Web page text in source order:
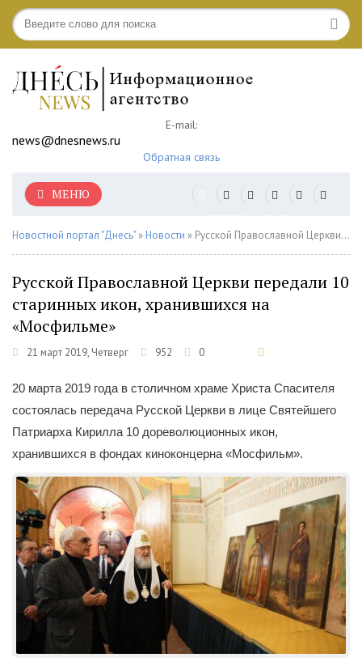
E-mail:
news@dnesnews.ru
Обратная связь
МЕНЮ
Новостной портал "Днесь"» Новости » Русской Православной Церкви передали 10 старинных икон, хранившихся на «Мосфильме»
Русской Православной Церкви передали 10
старинных икон, хранившихся на
«Мосфильме»
21 март 2019, Четверг 952 0
20 марта 2019 года в столичном храме Христа Спасителя
состоялась передача Русской Церкви в лице Святейшего
Патриарха Кирилла 10 дореволюционных икон,
хранившихся в фондах киноконцерна «Мосфильм».